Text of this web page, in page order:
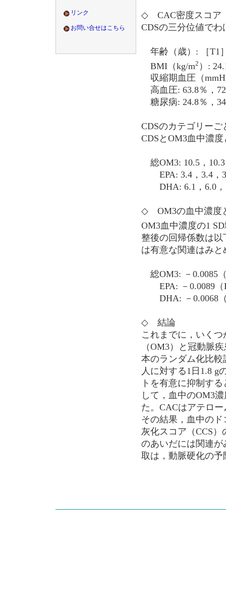
リンク
お問い合せはこちら
◇ CAC密度スコア
CDSの三分位値で
年齢（歳）: ［T1
BMI（kg/m2 ）:
収縮期血圧（
高血圧: 63.8％，
糖尿病: 24.8％，
CDSのカテゴリー
CDSとOM3血中濃
総OM3: 10.5，10.3
EPA: 3.4，3.4，
DHA: 6.1，6.0，
◇ OM3の血中濃度
OM3血中濃度の1
整後の回帰係数は以
は有意な関連はみ
総OM3: －0.0085
EPA: －0.0089（
DHA: －0.0068（
◇ 結論
これまでに，いく
（OM3）と冠動脈
本のランダム化比
人に対する1日1.8 g
トを有意に抑制す
して，血中のOM3
た。CACはアテロ
その結果，血中の
灰化スコア（CCS
のあいだには関連
取は，動脈硬化の